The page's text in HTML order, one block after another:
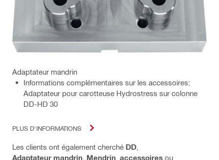
Adaptateur mandrin
Informations complémentaires sur les accessoires:
Adaptateur pour carotteuse Hydrostress sur colonne
DD-HD 30
PLUS D'INFORMATIONS
Les clients ont également cherché DD
Adaptateur mandrin Mendrin accessoires ou